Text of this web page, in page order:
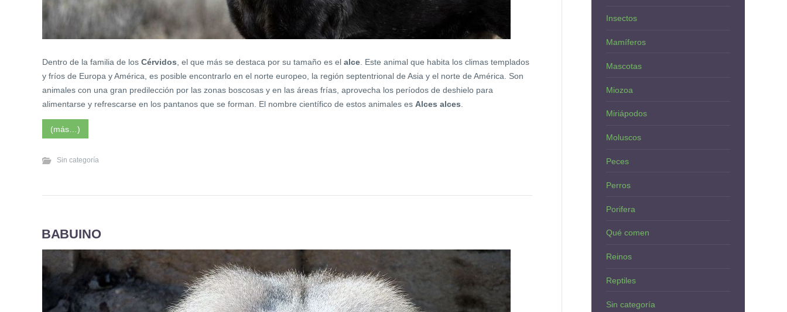
Dentro de la familia de los Cérvidos , el que más se destaca por su tamaño es el alce . Este animal que habita los climas templados
y fríos de Europa y América, es posible encontrarlo en el norte europeo, la región septentrional de Asia y el norte de América. Son
animales con una gran predilección por las zonas boscosas y en las áreas frías, aprovecha los períodos de deshielo para
alimentarse y refrescarse en los pantanos que se forman. El nombre científico de estos animales es Alces alces
(más…)
Sin categoría
BABUINO
Insectos
Mamíferos
Mascotas
Miozoa
Miriápodos
Moluscos
Peces
Perros
Porifera
Qué comen
Reinos
Reptiles
Sin categoría